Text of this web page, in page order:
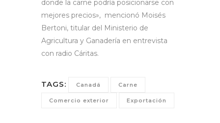
donde la carne podría posicionarse con
mejores precios», mencionó Moisés
Bertoni, titular del Ministerio de
Agricultura y Ganadería en entrevista
con radio Cáritas.
TAGS: Canadá Carne
Comercio exterior Exportación